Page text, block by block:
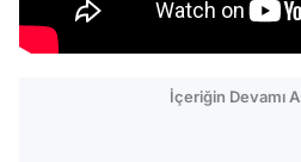
İçeriğin Devamı